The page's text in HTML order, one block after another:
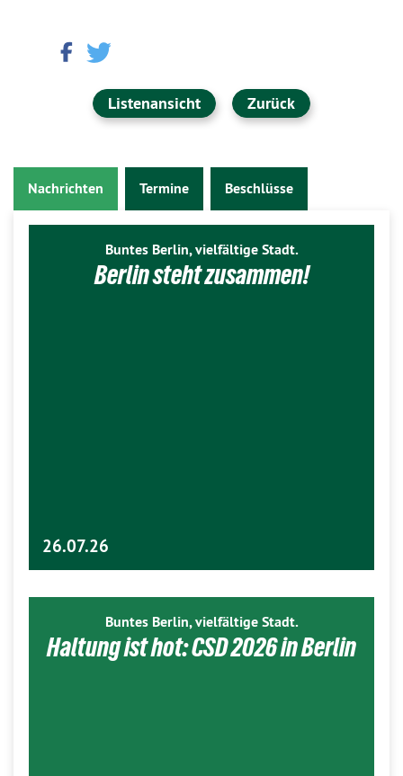
Listenansicht Zurück
Nachrichten Termine Beschlüsse
Buntes Berlin, vielfältige Stadt.
Berlin steht zusammen!
26.07.26
Buntes Berlin, vielfältige Stadt.
Haltung ist hot: CSD 2026 in Berlin